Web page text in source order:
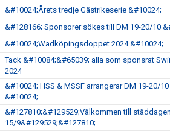
&#10024;Årets tredje Gästrikeserie &#10024;
&#128166; Sponsorer sökes till DM 19-20/10
&#10024;Wadköpingsdoppet 2024 &#10024;
Tack &#10084;&#65039; alla som sponsrat
2024
&#10024; HSS & MSSF arrangerar DM 19-20/10
&#10024;
&#127810;&#129529;Välkommen till städdagen
15/9&#129529;&#127810;